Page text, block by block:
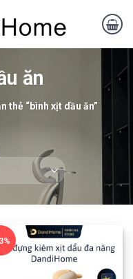
ăn
thẻ “bình xịt dầu ăn”